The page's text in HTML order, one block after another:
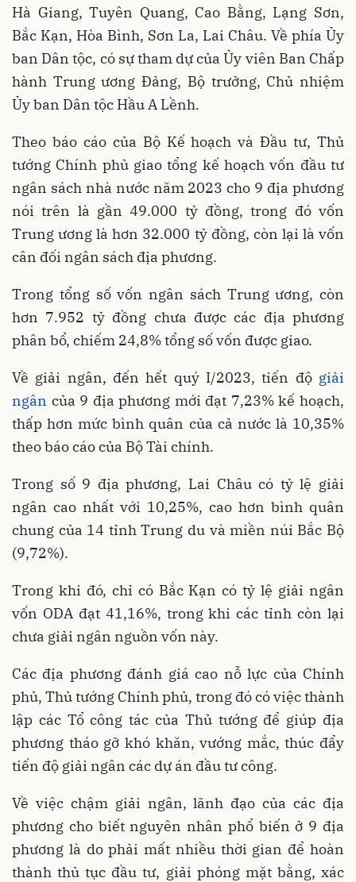
Hà Giang, Tuyên Quang, Cao Bằng, Lạng Sơn,
Bắc Kạn, Hòa Bình, Sơn La, Lai Châu. Về phía Ủy
ban Dân tộc, có sự tham dự của Ủy viên Ban Chấp
hành Trung ương Đảng, Bộ trưởng, Chủ nhiệm
Ủy ban Dân tộc Hầu A Lềnh.
Theo báo cáo của Bộ Kế hoạch và Đầu tư, Thủ
tướng Chính phủ giao tổng kế hoạch vốn đầu tư
ngân sách nhà nước năm 2023 cho 9 địa phương
nói trên là gần 49.000 tỷ đồng, trong đó vốn
Trung ương là hơn 32.000 tỷ đồng, còn lại là vốn
cân đối ngân sách địa phương.
Trong tổng số vốn ngân sách Trung ương, còn
hơn 7.952 tỷ đồng chưa được các địa phương
phân bổ, chiếm 24,8% tổng số vốn được giao.
Về giải ngân, đến hết quý I/2023, tiến độ giải
ngân của 9 địa phương mới đạt 7,23% kế hoạch,
thấp hơn mức bình quân của cả nước là 10,35%
theo báo cáo của Bộ Tài chính.
Trong số 9 địa phương, Lai Châu có tỷ lệ giải
ngân cao nhất với 10,25%, cao hơn bình quân
chung của 14 tỉnh Trung du và miền núi Bắc Bộ
(9,72%).
Trong khi đó, chỉ có Bắc Kạn có tỷ lệ giải ngân
vốn ODA đạt 41,16%, trong khi các tỉnh còn lại
chưa giải ngân nguồn vốn này.
Các địa phương đánh giá cao nỗ lực của Chính
phủ, Thủ tướng Chính phủ, trong đó có việc thành
lập các Tổ công tác của Thủ tướng để giúp địa
phương tháo gỡ khó khăn, vướng mắc, thúc đẩy
tiến độ giải ngân các dự án đầu tư công.
Về việc chậm giải ngân, lãnh đạo của các địa
phương cho biết nguyên nhân phổ biến ở 9 địa
phương là do phải mất nhiều thời gian để hoàn
thành thủ tục đầu tư, giải phóng mặt bằng, xác